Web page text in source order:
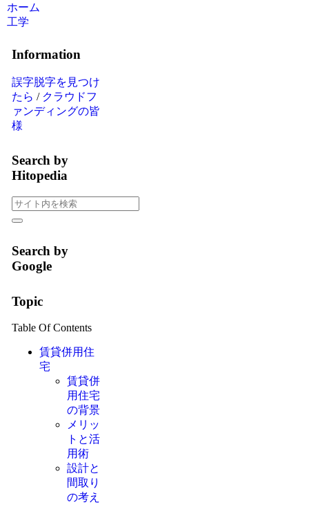
ホーム
工学
Information
誤字脱字を見つけ
たら / クラウドフ
ァンディングの皆
様
Search by
Hitopedia
Search by
Google
Topic
Table Of Contents
賃貸併用住
宅
賃貸併
用住宅
の背景
メリッ
トと活
用術
設計と
間取り
の考え